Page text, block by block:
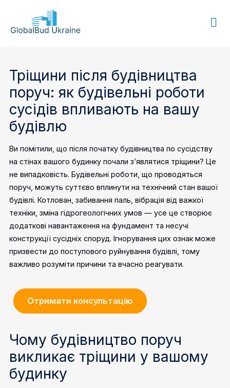
GLOBALBUD
Тріщини після будівництва
поруч: як будівельні роботи
сусідів впливають на вашу
будівлю
Ви помітили, що після початку будівництва по сусідству
на стінах вашого будинку почали з’являтися тріщини? Це
не випадковість. Будівельні роботи, що проводяться
поруч, можуть суттєво вплинути на технічний стан вашої
будівлі. Котлован, забивання паль, вібрація від важкої
техніки, зміна гідрогеологічних умов — усе це створює
додаткові навантаження на фундамент та несучі
конструкції сусідніх споруд. Ігнорування цих ознак може
призвести до поступового руйнування будівлі, тому
важливо розуміти причини та вчасно реагувати.
Отримати консультацію
Чому будівництво поруч
викликає тріщини у вашому
будинку